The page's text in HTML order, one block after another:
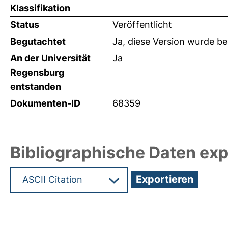
Klassifikation
Status
Veröffentlicht
Begutachtet
Ja, diese Version wurde
An der Universität
Regensburg
entstanden
Ja
Dokumenten-ID 68359
Bibliographische Daten